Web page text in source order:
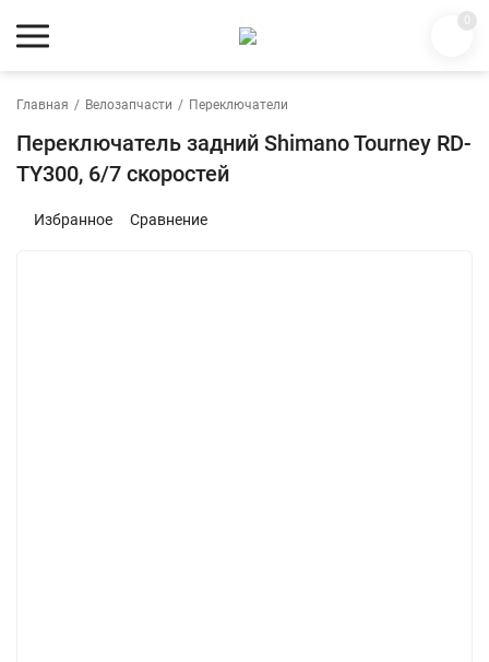
0
Главная / Велозапчасти / Переключатели
Переключатель задний Shimano Tourney RD-
TY300, 6/7 скоростей
Избранное Сравнение